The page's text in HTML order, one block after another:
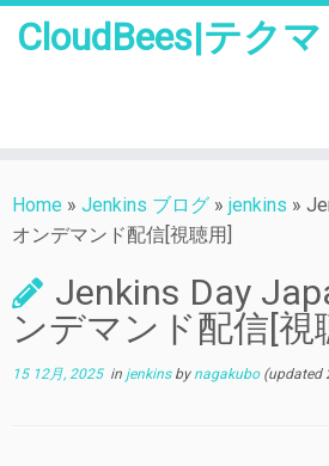
to
content
CloudBees|テク
Home » Jenkins ブログ » jenkins »
オンデマンド配信[視聴用]
Jenkins Day
ンデマンド配信[視
15 12月, 2025in jenkins by nagakubo(updated